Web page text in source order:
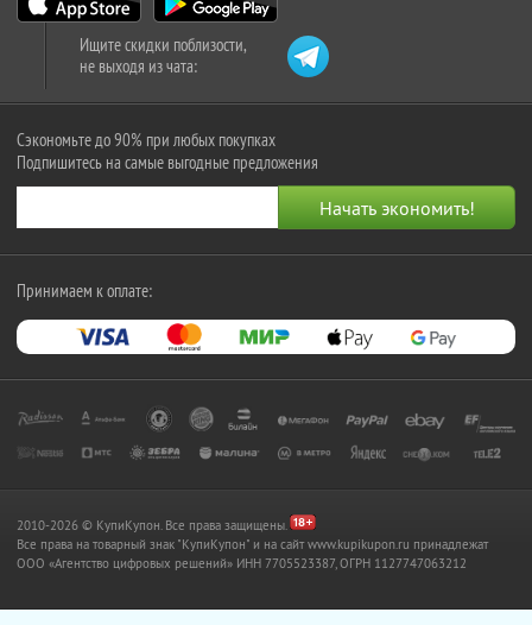
Ищите скидки поблизости,
не выходя из чата:
Сэкономьте до 90% при любых покупках
Подпишитесь на самые выгодные предложения
Принимаем к оплате:
2010-2026 © КупиКупон. Все права защищены.
Все права на товарный знак "КупиКупон" и на сайт www.kupikupon.ru принадлежат
OOO «Агентство цифровых решений» ИНН 7705523387, ОГРН 1127747063212